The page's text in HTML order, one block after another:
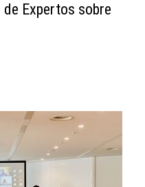
Expertos sobre